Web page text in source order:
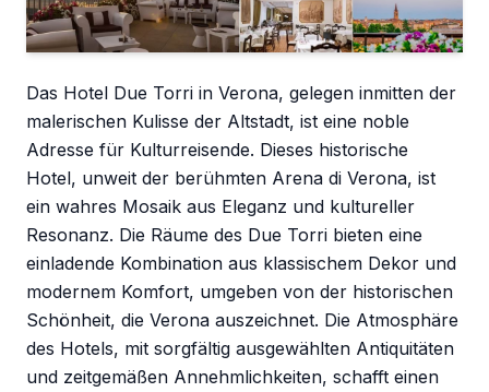
Das Hotel Due Torri in Verona, gelegen inmitten der
malerischen Kulisse der Altstadt, ist eine noble
Adresse für Kulturreisende. Dieses historische
Hotel, unweit der berühmten Arena di Verona, ist
ein wahres Mosaik aus Eleganz und kultureller
Resonanz. Die Räume des Due Torri bieten eine
einladende Kombination aus klassischem Dekor und
modernem Komfort, umgeben von der historischen
Schönheit, die Verona auszeichnet. Die Atmosphäre
des Hotels, mit sorgfältig ausgewählten Antiquitäten
und zeitgemäßen Annehmlichkeiten, schafft einen